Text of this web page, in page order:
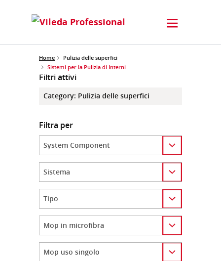
Home
Pulizia delle superfici
Sistemi per la Pulizia di Interni
Filtri attivi
Category: Pulizia delle superfici
Filtra per
Category
Category
Category
Category
Category